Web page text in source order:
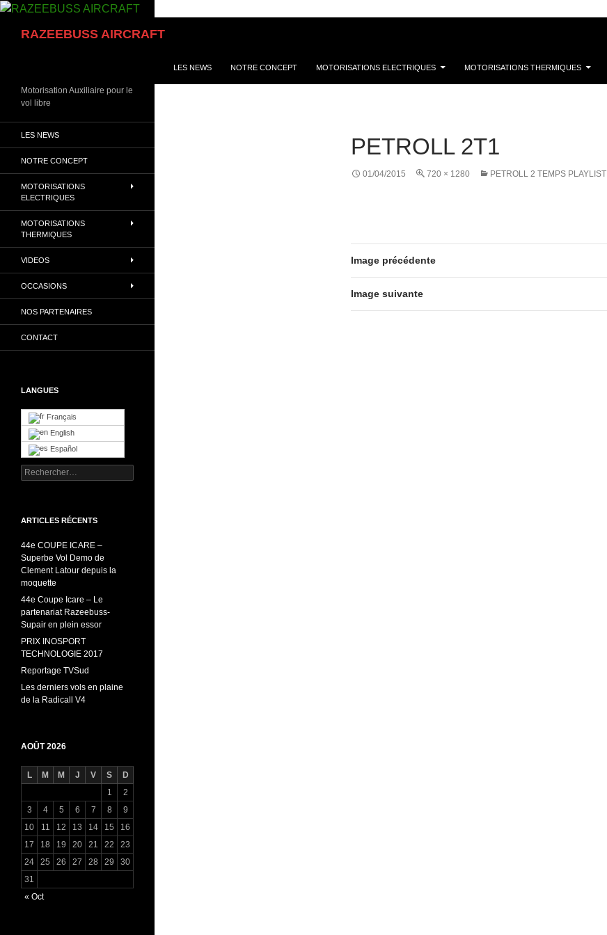
Aller
contenuRAZEEBUSS AIRCRAFT
LES NEWS NOTRE CONCEPT MOTORISATIONS ELECTRIQUES MOTORISATIONS THERMIQUES
PETROLL 2T1
01/04/2015 720 × 1280 PETROLL 2 TEMPS PLAYLIST
Image précédente
Image suivante
Motorisation Auxiliaire pour le
vol libre
LES NEWS
NOTRE CONCEPT
MOTORISATIONS
ELECTRIQUES
MOTORISATIONS
THERMIQUES
VIDEOS
OCCASIONS
NOS PARTENAIRES
CONTACT
LANGUES
Français
English
Español
Rechercher :
ARTICLES RÉCENTS
44e COUPE ICARE –
Superbe Vol Demo de
Clement Latour depuis la
moquette
44e Coupe Icare – Le
partenariat Razeebuss-
Supair en plein essor
PRIX INOSPORT
TECHNOLOGIE 2017
Reportage TVSud
Les derniers vols en plaine
de la Radicall V4
AOÛT 2026
L M M J V S
D
1
2
3
4 5 6 7 8
9
10
11 12 13 14 15
16
17
18 19 20 21 22
23
24
25 26 27 28 29
30
31
« Oct